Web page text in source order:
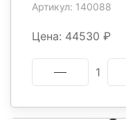
Артикул: 140088
Цена: 44530 ₽
1